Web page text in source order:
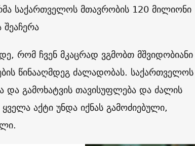
საქართველოს მთავრობის 120 მილიონი
რომ ჩვენ მკაცრად ვგმობთ მშვიდობიანი
წინააღმდეგ ძალადობას. საქართველოს
და გამოხატვის თავისუფლება და ძალის
აქტი უნდა იქნას გამოძიებული,